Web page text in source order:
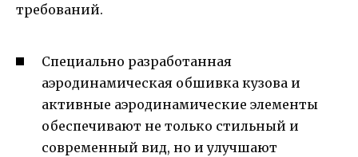
требований.
Специально разработанная
аэродинамическая обшивка кузова и
активные аэродинамические элементы
обеспечивают не только стильный и
современный вид, но и улучшают